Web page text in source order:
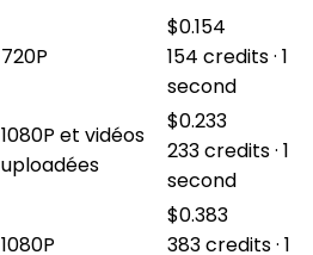
720P
$0.154
154 credits · 1
second
1080P et vidéos
uploadées
$0.233
233 credits · 1
second
1080P
$0.383
383 credits · 1